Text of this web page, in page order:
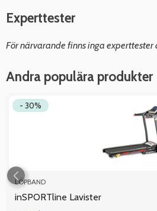
Experttester
För närvarande finns inga
Andra populära produkter
- 30%
LÖPBAND
inSPORTline Lavister